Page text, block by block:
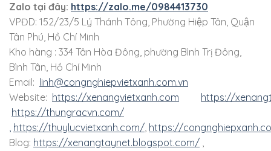
Zalo tại đây: https://zalo.me/0984413730
VPĐD: 152/23/5 Lý Thánh Tông, Phường Hiệp Tân, Quận
Tân Phú, Hồ Chí Minh
Kho hàng : 334 Tân Hòa Đông, phường Bình Trị Đông,
Bình Tân, Hồ Chí Minh
Email: linh@congnghiepvietxanh.com.vn
Website: https://xenangvietxanh.com
https://
https://thungracvn.com/
, https://thuylucvietxanh.com/, https://
Blog: https://xenangtaynet.blogspot.com/ ,